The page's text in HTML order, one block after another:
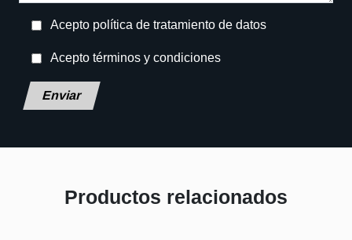
Acepto política de tratamiento de datos
Acepto términos y condiciones
Deja este campo en blanco, por favor.
Productos relacionados